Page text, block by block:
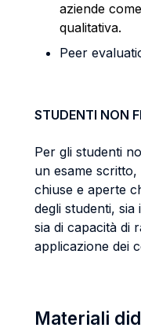
aziende
qualitativa.
Peer
STUDENTI NON
Per gli studenti
un esame
chiuse e aperte
degli studenti,
sia di capacità di
applicazione dei
Materiali